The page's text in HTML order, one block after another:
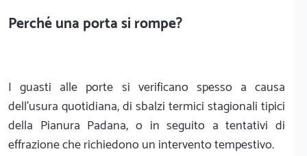
Perché una porta si rompe?
I guasti alle porte si verificano spesso a causa
dell'usura quotidiana, di sbalzi termici stagionali tipici
della Pianura Padana, o in seguito a tentativi di
effrazione che richiedono un intervento tempestivo.